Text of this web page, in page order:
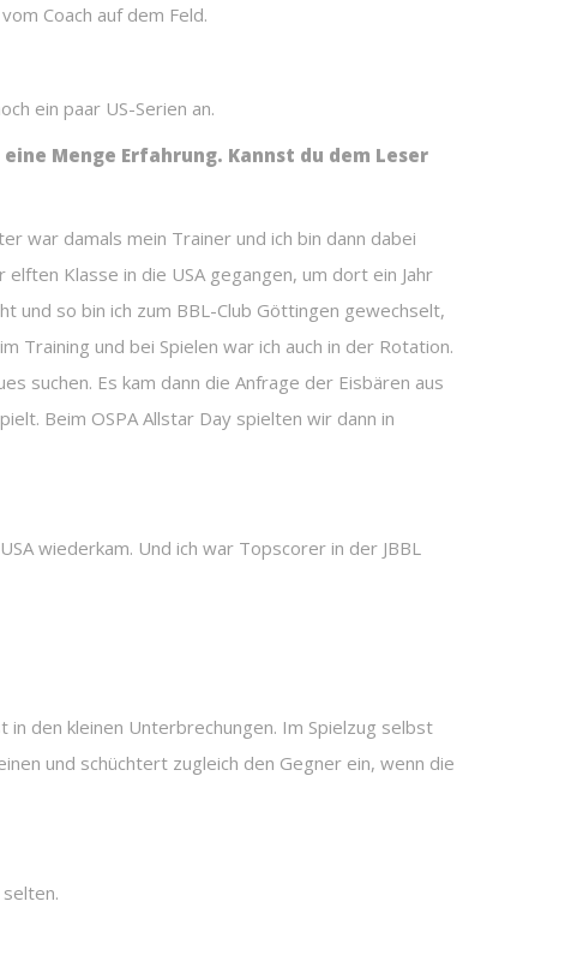
Coach auf dem Feld.
ein paar US-Serien an.
Menge Erfahrung. Kannst du dem Leser
war damals mein Trainer und ich bin dann dabei
Klasse in die USA gegangen, um dort ein Jahr
und so bin ich zum BBL-Club Göttingen gewechselt,
und bei Spielen war ich auch in der Rotation.
suchen. Es kam dann die Anfrage der Eisbären aus
Beim OSPA Allstar Day spielten wir dann in
wiederkam. Und ich war Topscorer in der JBBL
den kleinen Unterbrechungen. Im Spielzug selbst
und schüchtert zugleich den Gegner ein, wenn die